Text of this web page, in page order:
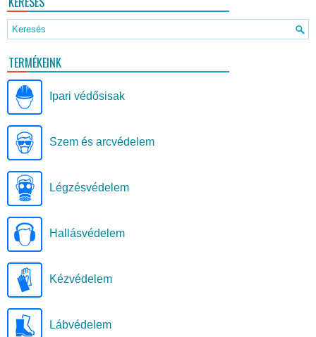
TERMÉKEINK
Ipari védősisak
Szem és arcvédelem
Légzésvédelem
Hallásvédelem
Kézvédelem
Lábvédelem